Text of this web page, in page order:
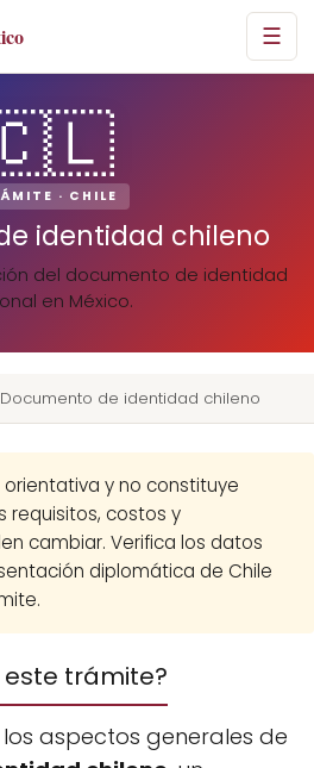
☰
· CHILE
identidad chileno
del documento de identidad
en México.
Documento de identidad chileno
orientativa y no constituye
requisitos, costos y
cambiar. Verifica los datos
diplomática de Chile
este trámite?
aspectos generales de